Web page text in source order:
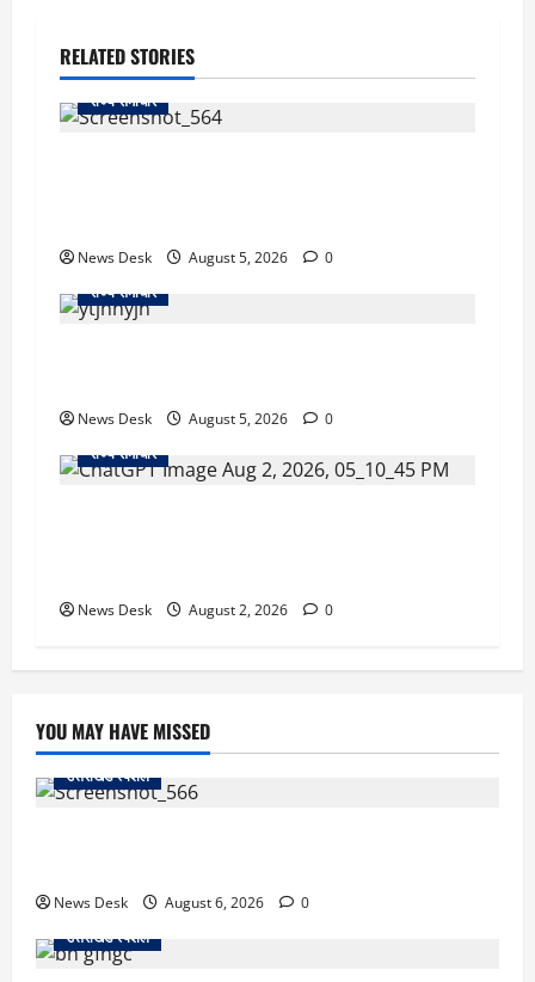
RELATED STORIES
राज्य समाचार
News Desk August 5, 2026
0
राज्य समाचार
News Desk August 5, 2026
0
राज्य समाचार
News Desk August 2, 2026 0
YOU MAY HAVE MISSED
उत्तराखंड स्पेशल
News Desk August 6, 2026
0
उत्तराखंड स्पेशल